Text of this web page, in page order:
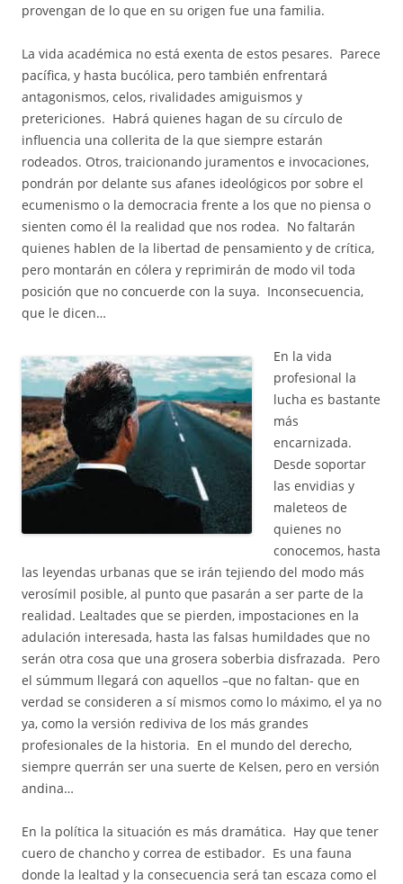
provengan de lo que en su origen fue una familia.
La vida académica no está exenta de estos pesares. Parece
pacífica, y hasta bucólica, pero también enfrentará
antagonismos, celos, rivalidades amiguismos y
pretericiones. Habrá quienes hagan de su círculo de
influencia una collerita de la que siempre estarán
rodeados. Otros, traicionando juramentos e invocaciones,
pondrán por delante sus afanes ideológicos por sobre el
ecumenismo o la democracia frente a los que no piensa o
sienten como él la realidad que nos rodea. No faltarán
quienes hablen de la libertad de pensamiento y de crítica,
pero montarán en cólera y reprimirán de modo vil toda
posición que no concuerde con la suya. Inconsecuencia,
que le dicen…
En la vida
profesional la
lucha es bastante
más
encarnizada.
Desde soportar
las envidias y
maleteos de
quienes no
conocemos, hasta
las leyendas urbanas que se irán tejiendo del modo más
verosímil posible, al punto que pasarán a ser parte de la
realidad. Lealtades que se pierden, impostaciones en la
adulación interesada, hasta las falsas humildades que no
serán otra cosa que una grosera soberbia disfrazada. Pero
el súmmum llegará con aquellos –que no faltan- que en
verdad se consideren a sí mismos como lo máximo, el ya no
ya, como la versión rediviva de los más grandes
profesionales de la historia. En el mundo del derecho,
siempre querrán ser una suerte de Kelsen, pero en versión
andina…
En la política la situación es más dramática. Hay que tener
cuero de chancho y correa de estibador. Es una fauna
donde la lealtad y la consecuencia será tan escaza como el